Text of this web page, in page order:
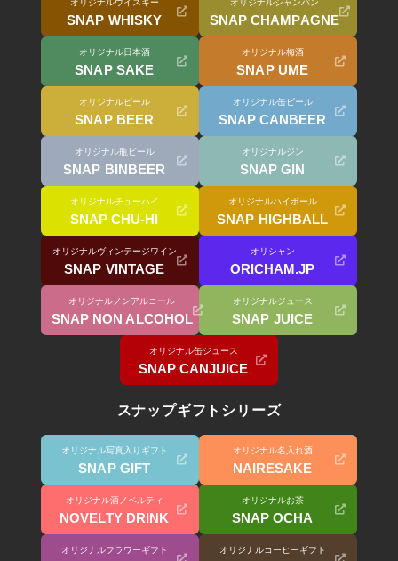
オリジナルウイスキー
SNAP WHISKY
オリジナルシャンパン
SNAP CHAMPAGNE
オリジナル日本酒
SNAP SAKE
オリジナル梅酒
SNAP UME
オリジナルビール
SNAP BEER
オリジナル缶ビール
SNAP CANBEER
オリジナル瓶ビール
SNAP BINBEER
オリジナルジン
SNAP GIN
オリジナルチューハイ
SNAP CHU-HI
オリジナルハイボール
SNAP HIGHBALL
オリジナルヴィンテージワイン
SNAP VINTAGE
オリシャン
ORICHAM.JP
オリジナルノンアルコール
SNAP NON ALCOHOL
オリジナルジュース
SNAP JUICE
オリジナル缶ジュース
SNAP CANJUICE
スナップギフトシリーズ
オリジナル写真入りギフト
SNAP GIFT
オリジナル名入れ酒
NAIRESAKE
オリジナル酒ノベルティ
NOVELTY DRINK
オリジナルお茶
SNAP OCHA
オリジナルフラワーギフト オリジナルコーヒーギフト